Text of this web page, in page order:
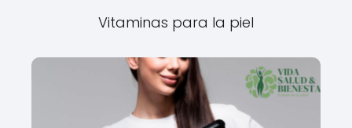
Vitaminas para la piel